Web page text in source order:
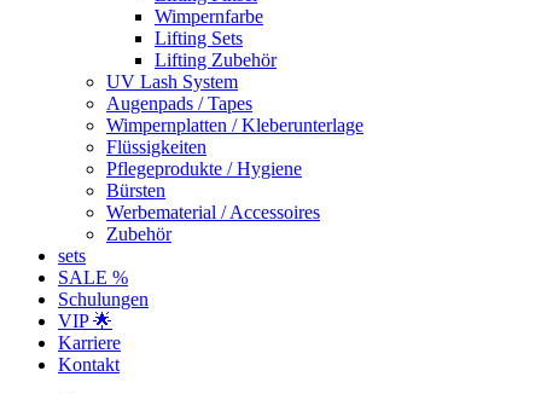
Wimpernfarbe
Lifting Sets
Lifting Zubehör
UV Lash System
Augenpads / Tapes
Wimpernplatten / Kleberunterlage
Flüssigkeiten
Pflegeprodukte / Hygiene
Bürsten
Werbematerial / Accessoires
Zubehör
sets
SALE %
Schulungen
VIP 🌟
Karriere
Kontakt